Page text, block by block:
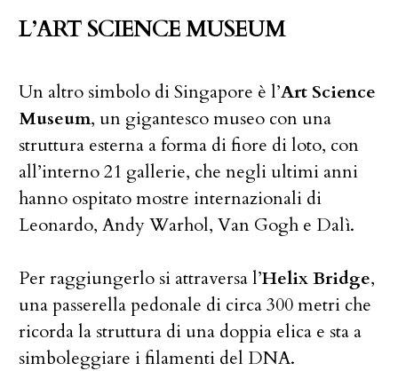
L’ART SCIENCE MUSEUM
Un altro simbolo di Singapore è l’Art Science
Museum, un gigantesco museo con una
struttura esterna a forma di fiore di loto, con
all’interno 21 gallerie, che negli ultimi anni
hanno ospitato mostre internazionali di
Leonardo, Andy Warhol, Van Gogh e Dalì.
Per raggiungerlo si attraversa l’Helix Bridge,
una passerella pedonale di circa 300 metri che
ricorda la struttura di una doppia elica e sta a
simboleggiare i filamenti del DNA.